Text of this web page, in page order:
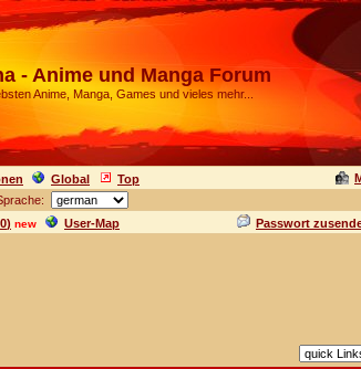
- Anime und Manga Forum
Anime, Manga, Games und vieles mehr...
Global Top
0) new User-Map Passwort